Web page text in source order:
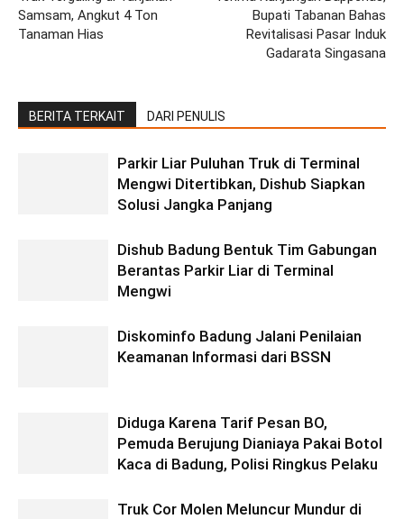
Samsam, Angkut 4 Ton
Tanaman Hias
Bupati Tabanan Bahas
Revitalisasi Pasar Induk
Gadarata Singasana
BERITA TERKAIT DARI PENULIS
Parkir Liar Puluhan Truk di Terminal
Mengwi Ditertibkan, Dishub Siapkan
Solusi Jangka Panjang
Dishub Badung Bentuk Tim Gabungan
Berantas Parkir Liar di Terminal
Mengwi
Diskominfo Badung Jalani Penilaian
Keamanan Informasi dari BSSN
Diduga Karena Tarif Pesan BO,
Pemuda Berujung Dianiaya Pakai Botol
Kaca di Badung, Polisi Ringkus Pelaku
Truk Cor Molen Meluncur Mundur di